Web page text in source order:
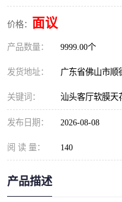
价格： 面议
产品数量： 9999.00个
发货地址： 广东省佛山市顺
关键词： 汕头客厅软膜天
发布日期： 2026-08-08
阅 读 量： 140
产品描述